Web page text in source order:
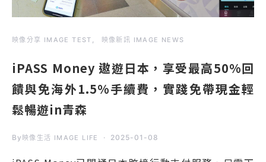
映像分享 IMAGE TEST 映像新訊 IMAGE NEWS
iPASS Money 遨遊日本，享受最高50%回
饋與免海外1.5%手續費，實踐免帶現金輕
鬆暢遊in青森
By 映像生活 IMAGE LIFE 2025-01-08